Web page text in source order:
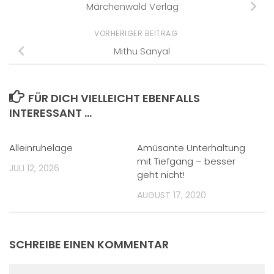
Märchenwald Verlag
VORHERIGER BEITRAG
Mithu Sanyal
FÜR DICH VIELLEICHT EBENFALLS
INTERESSANT …
Alleinruhelage
JULI 12, 2026
Amüsante Unterhaltung
mit Tiefgang – besser
geht nicht!
AUGUST 17, 2020
SCHREIBE EINEN KOMMENTAR